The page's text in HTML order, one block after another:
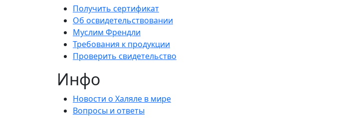
Получить сертификат
Об освидетельствовании
Муслим Френдли
Требования к продукции
Проверить свидетельство
Инфо
Новости о Халяле в мире
Вопросы и ответы